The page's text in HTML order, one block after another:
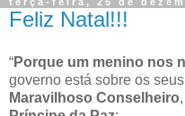
Feliz Natal!!!
“Porque um menino nos
governo está sobre os
Maravilhoso Conselheiro,